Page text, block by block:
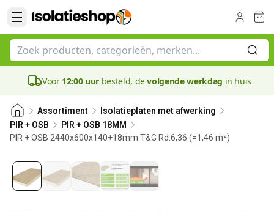
Voor 12:00 uur besteld, devolgende werkdag in huis
Assortiment
Isolatieplaten met afwerking
PIR + OSB
PIR + OSB 18MM
PIR + OSB 2440x600x140+18mm T&G Rd:6,36 (=1,46 m²)140 mm